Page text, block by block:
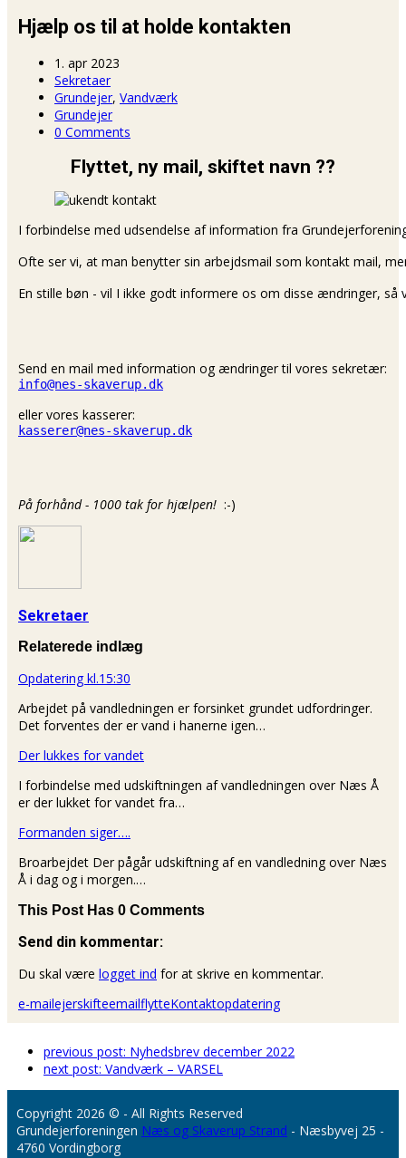
Hjælp os til at holde kontakten
1. apr 2023
Sekretaer
Grundejer, Vandværk
Grundejer
0 Comments
Flyttet, ny mail, skiftet navn ??
I forbindelse med udsendelse af information fra
Ofte ser vi, at man benytter sin arbejdsmail som kontakt mail,
En stille bøn - vil I ikke godt informere os om disse ændringer,
Send en mail med information og ændringer til vores sekretær:
info@nes-skaverup.dk
eller vores kasserer:
kasserer@nes-skaverup.dk
På forhånd - 1000 tak for hjælpen! :-)
Sekretaer
Relaterede indlæg
Opdatering kl.15:30
Arbejdet på vandledningen er forsinket grundet udfordringer.
Det forventes der er vand i hanerne igen…
Der lukkes for vandet
I forbindelse med udskiftningen af vandledningen over Næs Å
er der lukket for vandet fra…
Formanden siger….
Broarbejdet Der pågår udskiftning af en vandledning over Næs
Å i dag og i morgen.…
This Post Has 0 Comments
Send din kommentar:
Du skal være logget ind for at skrive en kommentar.
e-mailejerskifteemailflytteKontaktopdatering
previous post: Nyhedsbrev december 2022
next post: Vandværk – VARSEL
Copyright 2026 © - All Rights Reserved
Grundejerforeningen Næs og Skaverup Strand - Næsbyvej 25 -
4760 Vordingborg